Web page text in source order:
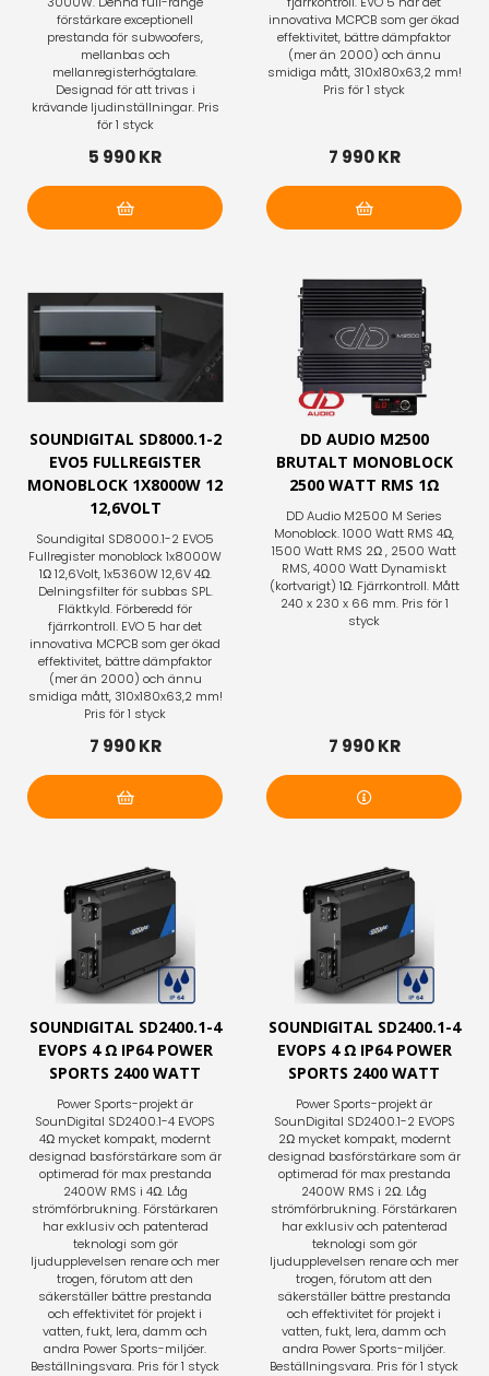
förstärkare exceptionell
prestanda för subwoofers,
mellanbas och
mellanregisterhögtalare.
Designad för att trivas i
krävande ljudinställningar. Pris
för 1 styck
5 990 KR
innovativa MCPCB som ger ökad
effektivitet, bättre dämpfaktor
(mer än 2000) och ännu
smidiga mått, 310x180x63,2 mm!
Pris för 1 styck
7 990 KR
SOUNDIGITAL SD8000.1-2
EVO5 FULLREGISTER
MONOBLOCK 1X8000W 12
12,6VOLT
Soundigital SD8000.1-2 EVO5
Fullregister monoblock 1x8000W
1Ω 12,6Volt, 1x5360W 12,6V 4Ω.
Delningsfilter för subbas SPL.
Fläktkyld. Förberedd för
fjärrkontroll. EVO 5 har det
innovativa MCPCB som ger ökad
effektivitet, bättre dämpfaktor
(mer än 2000) och ännu
smidiga mått, 310x180x63,2 mm!
Pris för 1 styck
7 990 KR
DD AUDIO M2500
BRUTALT MONOBLOCK
2500 WATT RMS 1Ω
DD Audio M2500 M Series
Monoblock. 1000 Watt RMS 4Ω,
1500 Watt RMS 2Ω , 2500 Watt
RMS, 4000 Watt Dynamiskt
(kortvarigt) 1Ω. Fjärrkontroll. Mått
240 x 230 x 66 mm. Pris för 1
styck
7 990 KR
SOUNDIGITAL SD2400.1-4
EVOPS 4 Ω IP64 POWER
SPORTS 2400 WATT
Power Sports-projekt är
SounDigital SD2400.1-4 EVOPS
4Ω mycket kompakt, modernt
designad basförstärkare som är
optimerad för max prestanda
2400W RMS i 4Ω. Låg
strömförbrukning. Förstärkaren
har exklusiv och patenterad
teknologi som gör
ljudupplevelsen renare och mer
trogen, förutom att den
säkerställer bättre prestanda
och effektivitet för projekt i
vatten, fukt, lera, damm och
andra Power Sports-miljöer.
Beställningsvara. Pris för 1 styck
SOUNDIGITAL SD2400.1-4
EVOPS 4 Ω IP64 POWER
SPORTS 2400 WATT
Power Sports-projekt är
SounDigital SD2400.1-2 EVOPS
2Ω mycket kompakt, modernt
designad basförstärkare som är
optimerad för max prestanda
2400W RMS i 2Ω. Låg
strömförbrukning. Förstärkaren
har exklusiv och patenterad
teknologi som gör
ljudupplevelsen renare och mer
trogen, förutom att den
säkerställer bättre prestanda
och effektivitet för projekt i
vatten, fukt, lera, damm och
andra Power Sports-miljöer.
Beställningsvara. Pris för 1 styck